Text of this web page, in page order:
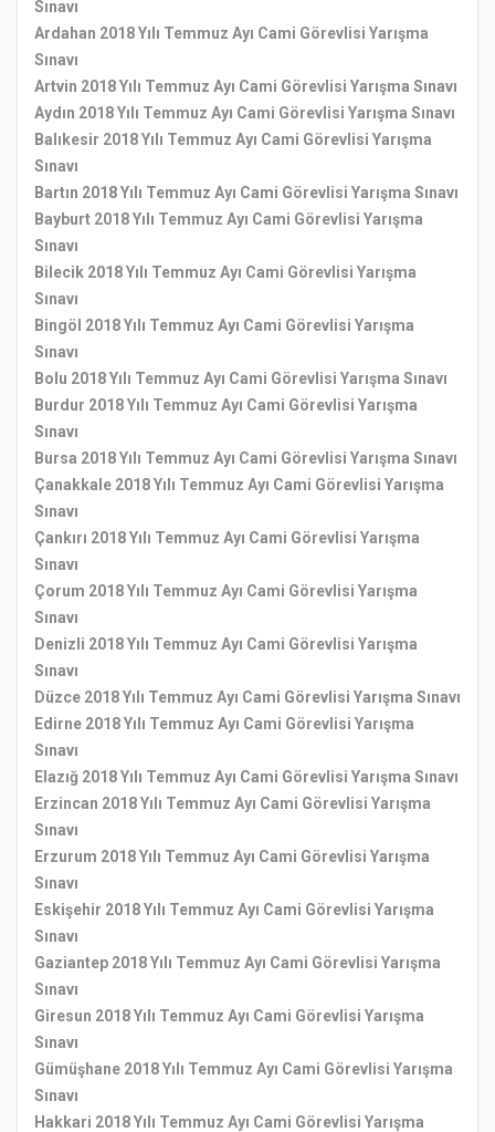
Sınavı
Ardahan 2018 Yılı Temmuz Ayı Cami Görevlisi Yarışma
Sınavı
Artvin 2018 Yılı Temmuz Ayı Cami Görevlisi Yarışma Sınavı
Aydın 2018 Yılı Temmuz Ayı Cami Görevlisi Yarışma Sınavı
Balıkesir 2018 Yılı Temmuz Ayı Cami Görevlisi Yarışma
Sınavı
Bartın 2018 Yılı Temmuz Ayı Cami Görevlisi Yarışma Sınavı
Bayburt 2018 Yılı Temmuz Ayı Cami Görevlisi Yarışma
Sınavı
Bilecik 2018 Yılı Temmuz Ayı Cami Görevlisi Yarışma
Sınavı
Bingöl 2018 Yılı Temmuz Ayı Cami Görevlisi Yarışma
Sınavı
Bolu 2018 Yılı Temmuz Ayı Cami Görevlisi Yarışma Sınavı
Burdur 2018 Yılı Temmuz Ayı Cami Görevlisi Yarışma
Sınavı
Bursa 2018 Yılı Temmuz Ayı Cami Görevlisi Yarışma Sınavı
Çanakkale 2018 Yılı Temmuz Ayı Cami Görevlisi Yarışma
Sınavı
Çankırı 2018 Yılı Temmuz Ayı Cami Görevlisi Yarışma
Sınavı
Çorum 2018 Yılı Temmuz Ayı Cami Görevlisi Yarışma
Sınavı
Denizli 2018 Yılı Temmuz Ayı Cami Görevlisi Yarışma
Sınavı
Düzce 2018 Yılı Temmuz Ayı Cami Görevlisi Yarışma Sınavı
Edirne 2018 Yılı Temmuz Ayı Cami Görevlisi Yarışma
Sınavı
Elazığ 2018 Yılı Temmuz Ayı Cami Görevlisi Yarışma Sınavı
Erzincan 2018 Yılı Temmuz Ayı Cami Görevlisi Yarışma
Sınavı
Erzurum 2018 Yılı Temmuz Ayı Cami Görevlisi Yarışma
Sınavı
Eskişehir 2018 Yılı Temmuz Ayı Cami Görevlisi Yarışma
Sınavı
Gaziantep 2018 Yılı Temmuz Ayı Cami Görevlisi Yarışma
Sınavı
Giresun 2018 Yılı Temmuz Ayı Cami Görevlisi Yarışma
Sınavı
Gümüşhane 2018 Yılı Temmuz Ayı Cami Görevlisi Yarışma
Sınavı
Hakkari 2018 Yılı Temmuz Ayı Cami Görevlisi Yarışma